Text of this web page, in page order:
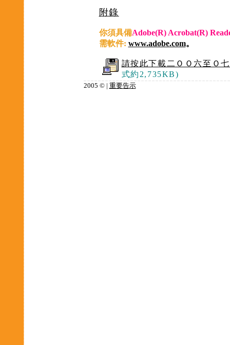
附錄
你須具備Adobe(R) Acrobat(R)
需軟件: www.adobe.com。
請按此下載二ＯＯ六至Ｏ
式約 2,735KB)
2005 © | 重要告示